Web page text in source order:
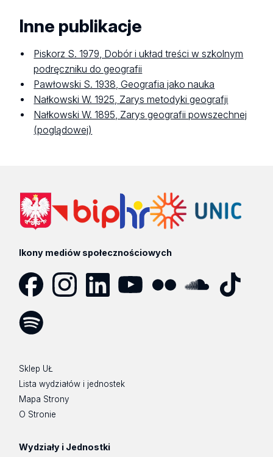
Inne publikacje
Piskorz S. 1979, Dobór i układ treści w szkolnym
podręczniku do geografii
Pawłowski S. 1938, Geografia jako nauka
Nałkowski W. 1925, Zarys metodyki geografji
Nałkowski W. 1895, Zarys geografii powszechnej
(poglądowej)
Ikony mediów społecznościowych
Sklep UŁ
Lista wydziałów i jednostek
Mapa Strony
O Stronie
Wydziały i Jednostki